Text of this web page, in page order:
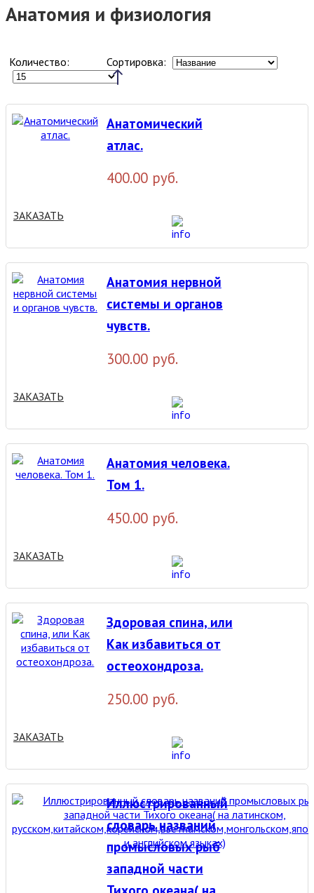
Анатомия и физиология
Количество: Сортировка:
Анатомический
атлас.
400.00 руб.
ЗАКАЗАТЬ
Анатомия нервной
системы и органов
чувств.
300.00 руб.
ЗАКАЗАТЬ
Анатомия человека.
Том 1.
450.00 руб.
ЗАКАЗАТЬ
Здоровая спина, или
Как избавиться от
остеохондроза.
250.00 руб.
ЗАКАЗАТЬ
Иллюстрированный
словарь названий
промысловых рыб
западной части